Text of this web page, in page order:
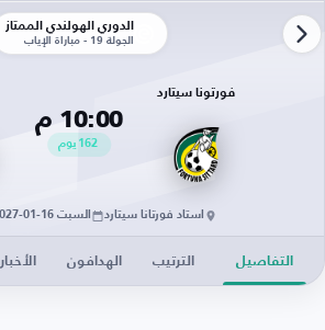
الدوري الهولندي الممتاز
الجولة 19 - مباراة الإياب
فورتونا سيتارد
10:00 م
162 يوم
استاد فورتانا سيتارد السبت 16-01-2027 · 10:00 م
التفاصيل الترتيب الهدافون الأخبار